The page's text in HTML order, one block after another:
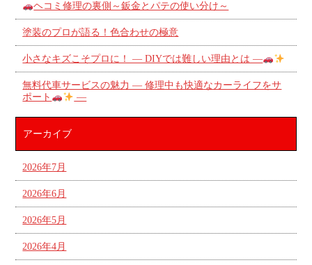
ヘコミ修理の裏側～鈑金とパテの使い分け～
塗装のプロが語る！色合わせの極意
小さなキズこそプロに！ ― DIYでは難しい理由とは ―
無料代車サービスの魅力 ― 修理中も快適なカーライフをサ
ポート
―
アーカイブ
2026年7月
2026年6月
2026年5月
2026年4月